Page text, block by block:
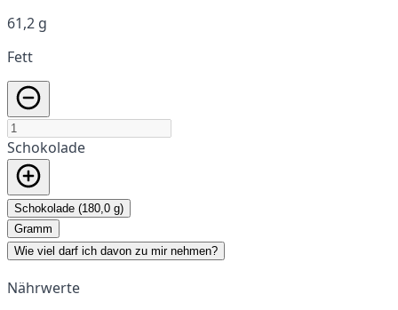
61,2 g
Fett
Schokolade
Schokolade (180,0 g)
Gramm
Wie viel darf ich davon zu mir nehmen?
Nährwerte